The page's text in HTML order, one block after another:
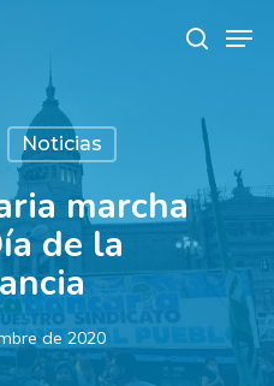
search
Noticias
marcha
de la
de 2020